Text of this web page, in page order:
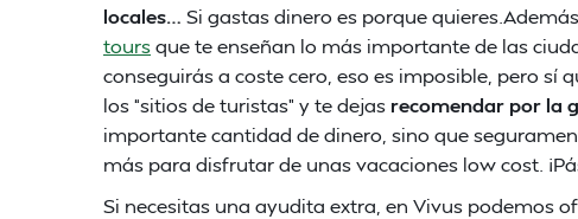
locales… Si gastas dinero es porque
toursque te enseñan lo más importante de las
conseguirás a coste cero, eso es imposible, pero
los “sitios de turistas” y te dejas recomendar por la
importante cantidad de dinero, sino que
más para disfrutar de unas vacaciones low cost.
Si necesitas una ayudita extra, en Vivus podemos